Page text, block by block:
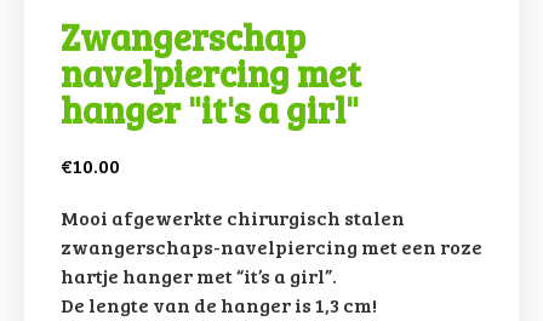
Zwangerschap
navelpiercing met
hanger "it's a girl"
€10.00
Mooi afgewerkte chirurgisch stalen
zwangerschaps-navelpiercing met een roze
hartje hanger met “it’s a girl”.
De lengte van de hanger is 1,3 cm!